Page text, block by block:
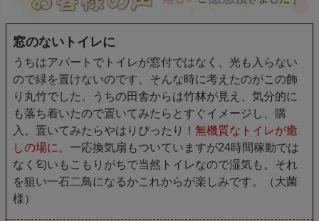
窓のないトイレに
うちはアパートでトイレが窓付ではなく、光も入らない
ので緑を置けないのです。そんな時に考えたのがこの飾
り丸竹でした。うちの田舎からは竹林が見え、気分的に
も落ち着いたので置いてみたらとすぐイメージし、購
入。置いてみたらやはりぴったり！無機質なトイレが癒
しの場に。 一応換気扇もついていますが24時間稼動では
なく匂いもこもりがちで当然トイレなので湿気も。それ
を狙い一石二鳥になるかこれからが楽しみです。（大菌
様）